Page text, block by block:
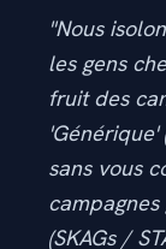
"Nous
les gens
fruit des
sans vous
(SKAGs /